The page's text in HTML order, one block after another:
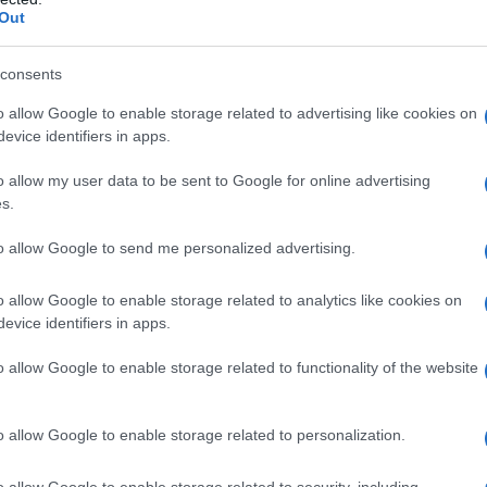
allow Google to enable storage related to advertising like cookies on
identifiers in apps.
allow my user data to be sent to Google for online advertising
allow Google to send me personalized advertising.
allow Google to enable storage related to analytics like cookies on
identifiers in apps.
allow Google to enable storage related to functionality of the website
allow Google to enable storage related to personalization.
srebro na 100 m prosto
posameznice prvenstva.Tim Verlakpa je prispeval